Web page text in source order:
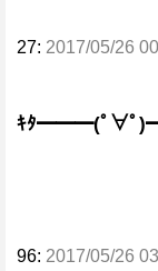
27: 2017/05/26
ｷﾀ━━━(ﾟ∀ﾟ
96: 2017/05/26